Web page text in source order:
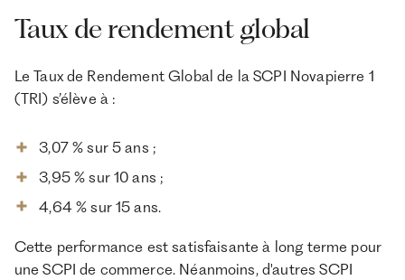
Taux de rendement global
Le Taux de Rendement Global de la SCPI Novapierre 1
(TRI) s’élève à :
3,07 % sur 5 ans ;
3,95 % sur 10 ans ;
4,64 % sur 15 ans.
Cette performance est satisfaisante à long terme pour
une SCPI de commerce. Néanmoins, d'autres SCPI